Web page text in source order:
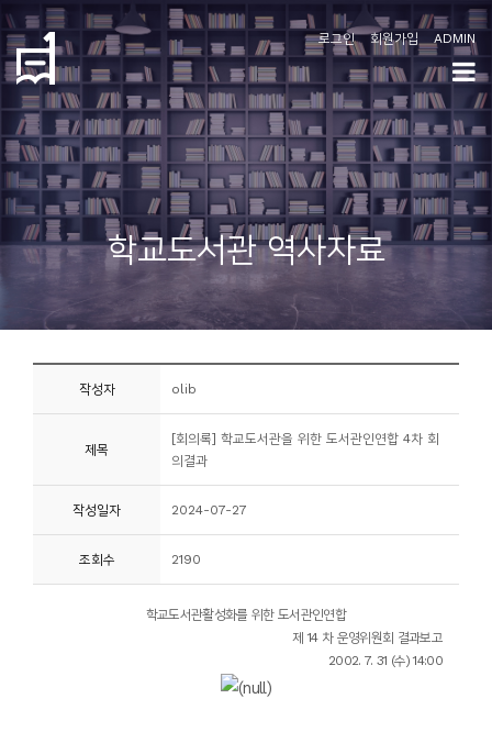
로그인 회원가입 ADMIN
학교도서관 역사자료
작성자 olib
제목
[회의록] 학교도서관을 위한 도서관인연합 4차 회
의결과
작성일자 2024-07-27
조회수 2190
학교도서관활성화를 위한 도서관인연합
제 14 차 운영위원회 결과보고
2002. 7. 31 (수) 14:00
학
도
협
소
개
지
사
뮤